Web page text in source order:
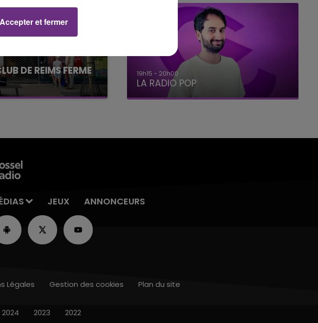
DE REIMS FERME
du centre-ville
- CHAMPAGNE FM
19h15 - 20h00
LA RADIO POP
JEUX ANNONCEURS
Légales Gestion des cookies Plan du site
2024 2023 2022
Accepter et fermer